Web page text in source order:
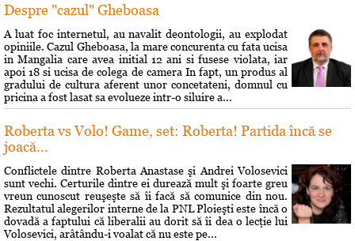
Despre "cazul" Gheboasa
A luat foc internetul, au navalit deontologii, au explodat
opiniile. Cazul Gheboasa, la mare concurenta cu fata ucisa
in Mangalia care avea initial 12 ani si fusese violata, iar
apoi 18 si ucisa de colega de camera In fapt, un produs al
gradului de cultura aferent unor concetateni, domnul cu
pricina a fost lasat sa evolueze intr-o siluire a...
Roberta vs Volo! Game, set: Roberta! Partida încă se
joacă...
Conflictele dintre Roberta Anastase şi Andrei Volosevici
sunt vechi. Certurile dintre ei durează mult şi foarte greu
vreun cunoscut reuşeşte să îi facă să comunice din nou.
Rezultatul alegerilor interne de la PNL Ploieşti este încă o
dovadă a faptului că liberalii au dorit să îi dea o lecţie lui
Volosevici, arâtându-i voalat că nu este pe...